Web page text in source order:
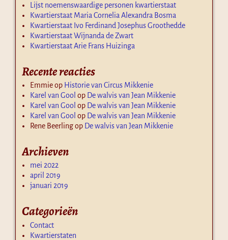
Lijst noemenswaardige personen kwartierstaat
Kwartierstaat Maria Cornelia Alexandra Bosma
Kwartierstaat Ivo Ferdinand Josephus Groothedde
Kwartierstaat Wijnanda de Zwart
Kwartierstaat Arie Frans Huizinga
Recente reacties
Emmieop Historie van Circus Mikkenie
Karel van Gool op De walvis van Jean Mikkenie
Karel van Gool op De walvis van Jean Mikkenie
Karel van Gool op De walvis van Jean Mikkenie
Rene Beerlingop De walvis van Jean Mikkenie
Archieven
mei 2022
april 2019
januari 2019
Categorieën
Contact
Kwartierstaten